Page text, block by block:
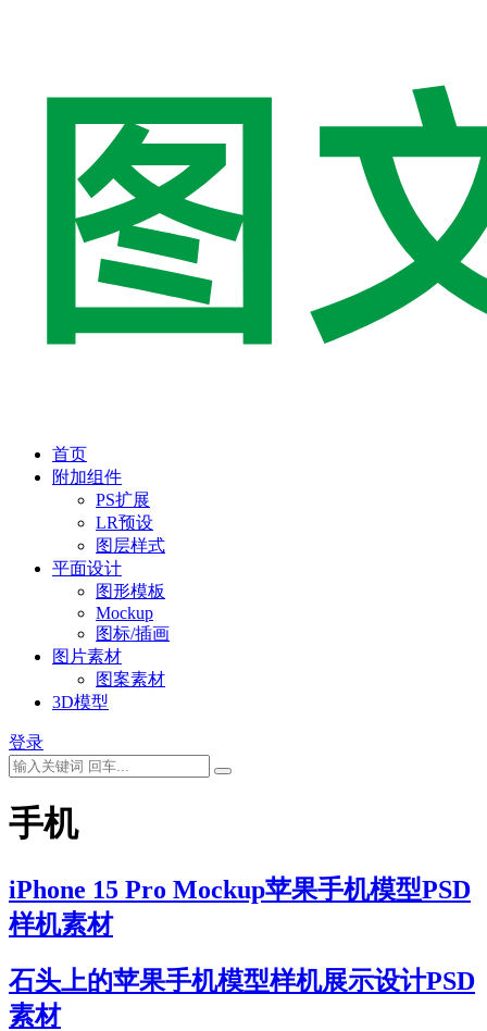
首页
附加组件
PS扩展
LR预设
图层样式
平面设计
图形模板
Mockup
图标/插画
图片素材
图案素材
3D模型
登录
手机
iPhone 15 Pro Mockup苹果手机模型PSD
样机素材
石头上的苹果手机模型样机展示设计PSD
素材